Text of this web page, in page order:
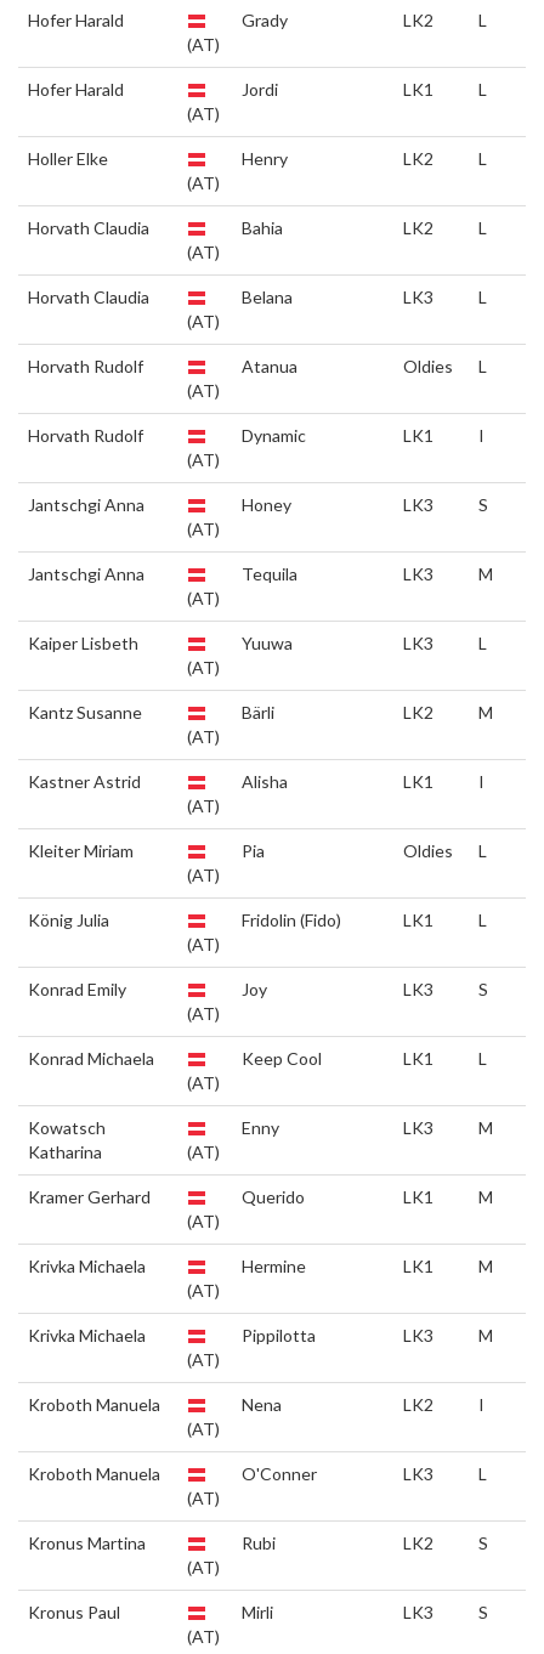
Hofer Harald
(AT)
Grady LK2 L
Hofer Harald
(AT)
Jordi LK1 L
Holler Elke
(AT)
Henry LK2 L
Horvath Claudia
(AT)
Bahia LK2 L
Horvath Claudia
(AT)
Belana LK3 L
Horvath Rudolf
(AT)
Atanua Oldies L
Horvath Rudolf
(AT)
Dynamic LK1 I
Jantschgi Anna
(AT)
Honey LK3 S
Jantschgi Anna
(AT)
Tequila LK3 M
Kaiper Lisbeth
(AT)
Yuuwa LK3 L
Kantz Susanne
(AT)
Bärli LK2 M
Kastner Astrid
(AT)
Alisha LK1 I
Kleiter Miriam
(AT)
Pia Oldies L
König Julia
(AT)
Fridolin (Fido) LK1 L
Konrad Emily
(AT)
Joy LK3 S
Konrad Michaela
(AT)
Keep Cool LK1 L
Kowatsch
Katharina
(AT)
Enny LK3 M
Kramer Gerhard
(AT)
Querido LK1 M
Krivka Michaela
(AT)
Hermine LK1 M
Krivka Michaela
(AT)
Pippilotta LK3 M
Kroboth Manuela
(AT)
Nena LK2 I
Kroboth Manuela
(AT)
O'Conner LK3 L
Kronus Martina
(AT)
Rubi LK2 S
Kronus Paul
(AT)
Mirli LK3 S